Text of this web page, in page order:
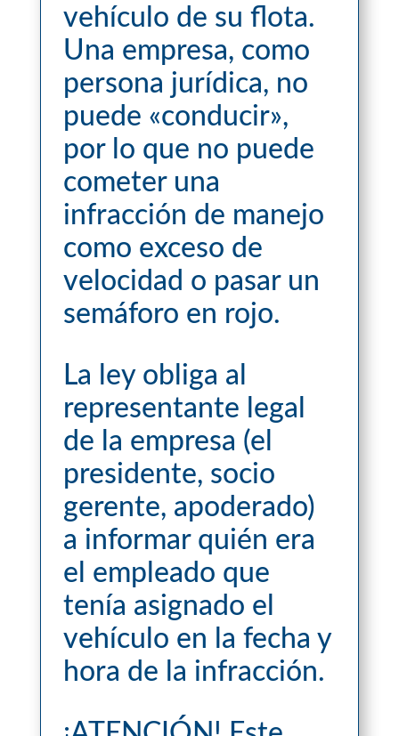
vehículo de su flota.
Una empresa, como
persona jurídica, no
puede «conducir»,
por lo que no puede
cometer una
infracción de manejo
como exceso de
velocidad o pasar un
semáforo en rojo.
La ley obliga al
representante legal
de la empresa (el
presidente, socio
gerente, apoderado)
a informar quién era
el empleado que
tenía asignado el
vehículo en la fecha y
hora de la infracción.